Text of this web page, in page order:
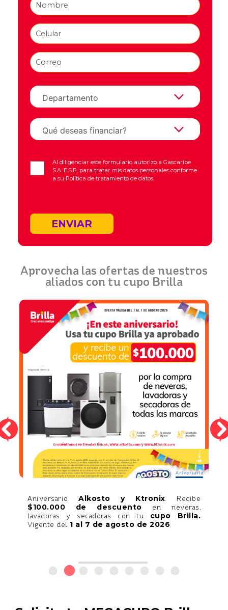
Al diligenciar este formulario autorizo a Gascaribe
S.A. E.S.P. para tratar mis datos personales conforme
a su Política de tratamiento de datos.
ENVIAR
Aprovecha las ofertas de nuestros
aliados con tu cupo Brilla
AniversarioAlkosto y Ktronix. Recibe
$100.000 de descuento en neveras,
lavadoras y secadoras con tu cupo Brilla.
Vigente del 1 al 7 de agosto de 2026.